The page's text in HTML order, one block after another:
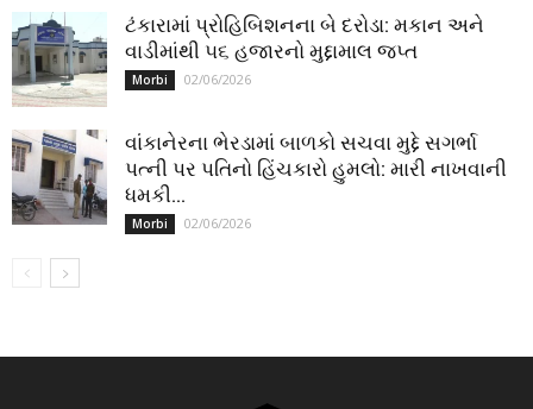
ટંકારામાં પ્રોહિબિશનના બે દરોડા: મકાન અને
વાડીમાંથી ૫૬ હજારનો મુદ્દામાલ જપ્ત
Morbi 02/06/2026
વાંકાનેરના ભેરડામાં બાળકો સચવા મુદ્દે સગર્ભા
પત્ની પર પતિનો હિંચકારો હુમલો: મારી નાખવાની
ધમકી...
Morbi 02/06/2026